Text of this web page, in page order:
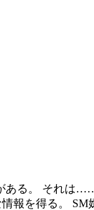
ある。 それ
報を得る。